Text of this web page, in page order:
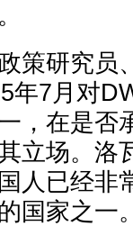
策研究员
年7月对
，在是否
立场。洛
人已经非
国家之一